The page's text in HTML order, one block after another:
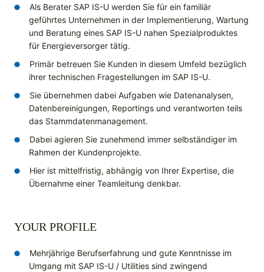
Als Berater SAP IS-U werden Sie für ein familiär
geführtes Unternehmen in der Implementierung, Wartung
und Beratung eines SAP IS-U nahen Spezialproduktes
für Energieversorger tätig.
Primär betreuen Sie Kunden in diesem Umfeld bezüglich
ihrer technischen Fragestellungen im SAP IS-U.
Sie übernehmen dabei Aufgaben wie Datenanalysen,
Datenbereinigungen, Reportings und verantworten teils
das Stammdatenmanagement.
Dabei agieren Sie zunehmend immer selbständiger im
Rahmen der Kundenprojekte.
Hier ist mittelfristig, abhängig von Ihrer Expertise, die
Übernahme einer Teamleitung denkbar.
YOUR PROFILE
Mehrjährige Berufserfahrung und gute Kenntnisse im
Umgang mit SAP IS-U / Utilities sind zwingend